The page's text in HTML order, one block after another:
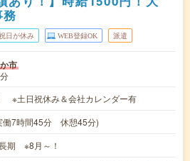
日が休み WEB登録OK 派遣
市
※土日祝休み＆会社カレンダー有
働7時間45分 休憩45分)
期 ※8月～！